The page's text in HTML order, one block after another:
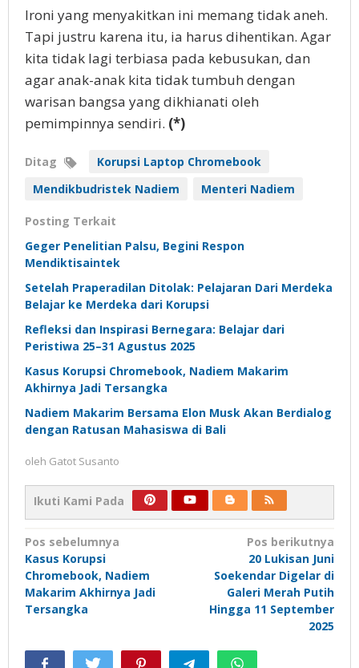
Ironi yang menyakitkan ini memang tidak aneh.
Tapi justru karena itu, ia harus dihentikan. Agar
kita tidak lagi terbiasa pada kebusukan, dan
agar anak-anak kita tidak tumbuh dengan
warisan bangsa yang dikhianati oleh
pemimpinnya sendiri. (*)
Ditag
Korupsi Laptop Chromebook
Mendikbudristek Nadiem
Menteri Nadiem
Posting Terkait
Geger Penelitian Palsu, Begini Respon
Mendiktisaintek
Setelah Praperadilan Ditolak: Pelajaran Dari Merdeka
Belajar ke Merdeka dari Korupsi
Refleksi dan Inspirasi Bernegara: Belajar dari
Peristiwa 25–31 Agustus 2025
Kasus Korupsi Chromebook, Nadiem Makarim
Akhirnya Jadi Tersangka
Nadiem Makarim Bersama Elon Musk Akan Berdialog
dengan Ratusan Mahasiswa di Bali
oleh Gatot Susanto
Ikuti Kami Pada
Navigasi
pos
Pos sebelumnya
Kasus Korupsi
Chromebook, Nadiem
Makarim Akhirnya Jadi
Tersangka
Pos berikutnya
20 Lukisan Juni
Soekendar Digelar di
Galeri Merah Putih
Hingga 11 September
2025